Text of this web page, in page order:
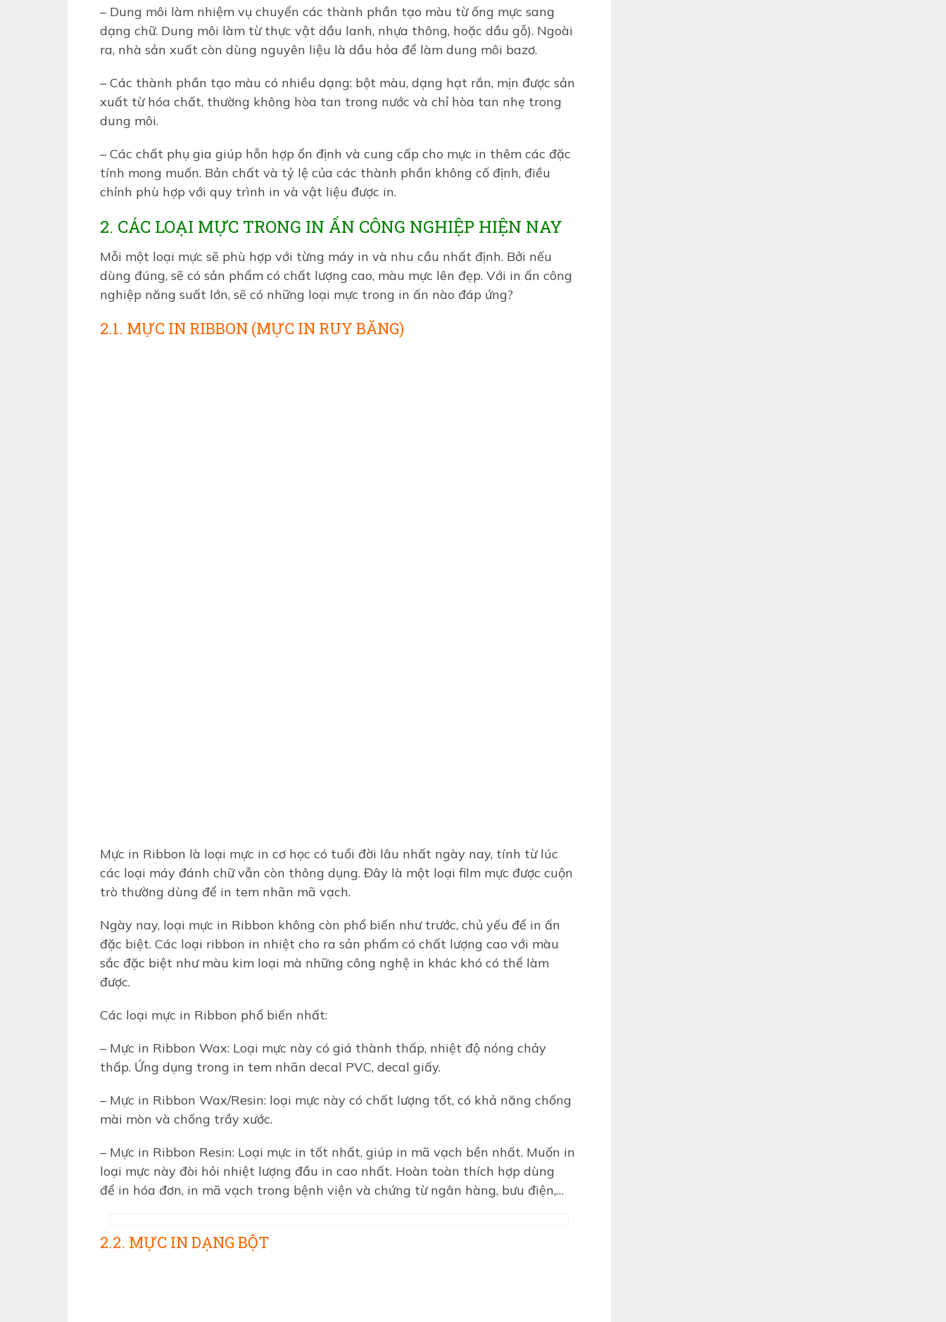
– Dung môi làm nhiệm vụ chuyển các thành phần tạo màu từ ống mực sang
dạng chữ. Dung môi làm từ thực vật dầu lanh, nhựa thông, hoặc dầu gỗ). Ngoài
ra, nhà sản xuất còn dùng nguyên liệu là dầu hỏa để làm dung môi bazơ.
– Các thành phần tạo màu có nhiều dạng: bột màu, dạng hạt rắn, mịn được sản
xuất từ ​​hóa chất, thường không hòa tan trong nước và chỉ hòa tan nhẹ trong
dung môi.
– Các chất phụ gia giúp hỗn hợp ổn định và cung cấp cho mực in thêm các đặc
tính mong muốn. Bản chất và tỷ lệ của các thành phần không cố định, điều
chỉnh phù hợp với quy trình in và vật liệu được in.
2. CÁC LOẠI MỰC TRONG IN ẤN CÔNG NGHIỆP HIỆN NAY
Mỗi một loại mực sẽ phù hợp với từng máy in và nhu cầu nhất định. Bởi nếu
dùng đúng, sẽ có sản phẩm có chất lượng cao, màu mực lên đẹp. Với in ấn công
nghiệp năng suất lớn, sẽ có những loại mực trong in ấn nào đáp ứng?
2.1. MỰC IN RIBBON (MỰC IN RUY BĂNG)
Mực in Ribbon là loại mực in cơ học có tuổi đời lâu nhất ngày nay, tính từ lúc
các loại máy đánh chữ vẫn còn thông dụng. Đây là một loại film mực được cuộn
trò thường dùng để in tem nhãn mã vạch.
Ngày nay, loại mực in Ribbon không còn phổ biến như trước, chủ yếu để in ấn
đặc biệt. Các loại ribbon in nhiệt cho ra sản phẩm có chất lượng cao với màu
sắc đặc biệt như màu kim loại mà những công nghệ in khác khó có thể làm
được.
Các loại mực in Ribbon phổ biến nhất:
– Mực in Ribbon Wax: Loại mực này có giá thành thấp, nhiệt độ nóng chảy
thấp. Ứng dụng trong in tem nhãn decal PVC, decal giấy.
– Mực in Ribbon Wax/Resin: loại mực này có chất lượng tốt, có khả năng chống
mài mòn và chống trầy xước.
– Mực in Ribbon Resin: Loại mực in tốt nhất, giúp in mã vạch bền nhất. Muốn in
loại mực này đòi hỏi nhiệt lượng đầu in cao nhất. Hoàn toàn thích hợp dùng
để in hóa đơn, in mã vạch trong bệnh viện và chứng từ ngân hàng, bưu điện,…
2.2. MỰC IN DẠNG BỘT